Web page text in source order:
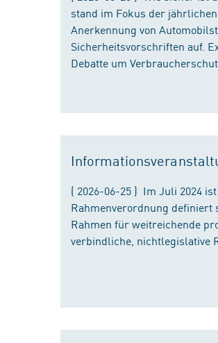
stand im Fokus der
Anerkennung von
Sicherheitsvorschriften auf.
Debatte um
( 2026-06-25 ) Im Juli 2024
Rahmenverordnung
Rahmen für weitreichende
verbindliche, nichtlegislative